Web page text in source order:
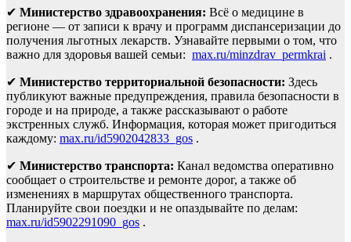
✔ Министерство здравоохранения: Всё о медицине в
регионе — от записи к врачу и программ диспансеризации до
получения льготных лекарств. Узнавайте первыми о том, что
важно для здоровья вашей семьи: max.ru/minzdrav_permkrai .
✔ Министерство территориальной безопасности: Здесь
публикуют важные предупреждения, правила безопасности в
городе и на природе, а также рассказывают о работе
экстренных служб. Информация, которая может пригодиться
каждому: max.ru/id5902042833_gos .
✔ Министерство транспорта: Канал ведомства оперативно
сообщает о строительстве и ремонте дорог, а также об
изменениях в маршрутах общественного транспорта.
Планируйте свои поездки и не опаздывайте по делам:
max.ru/id5902291090_gos .